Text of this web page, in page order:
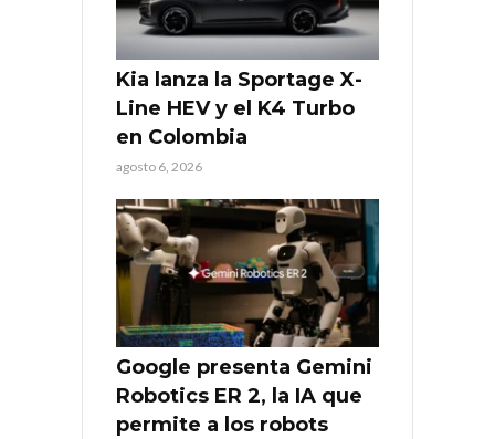
Kia lanza la Sportage X-
Line HEV y el K4 Turbo
en Colombia
agosto 6, 2026
Google presenta Gemini
Robotics ER 2, la IA que
permite a los robots